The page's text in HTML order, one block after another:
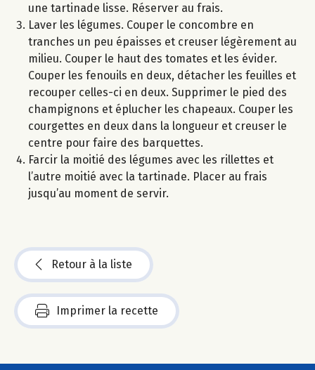
une tartinade lisse. Réserver au frais.
Laver les légumes. Couper le concombre en
tranches un peu épaisses et creuser légèrement au
milieu. Couper le haut des tomates et les évider.
Couper les fenouils en deux, détacher les feuilles et
recouper celles-ci en deux. Supprimer le pied des
champignons et éplucher les chapeaux. Couper les
courgettes en deux dans la longueur et creuser le
centre pour faire des barquettes.
Farcir la moitié des légumes avec les rillettes et
l’autre moitié avec la tartinade. Placer au frais
jusqu’au moment de servir.
Retour à la liste
Imprimer la recette